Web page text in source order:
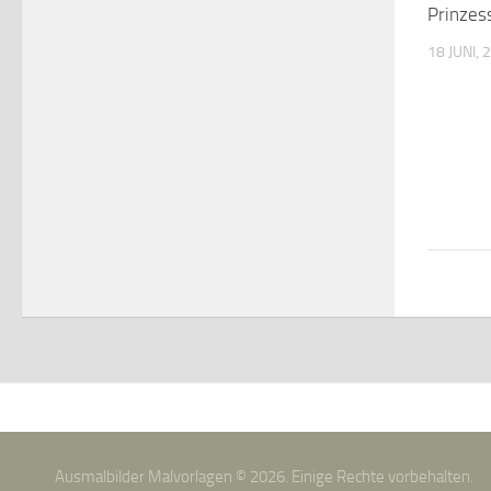
18 JUNI,
Ausmalbilder Malvorlagen © 2026. Einige Rechte vorbehalten.